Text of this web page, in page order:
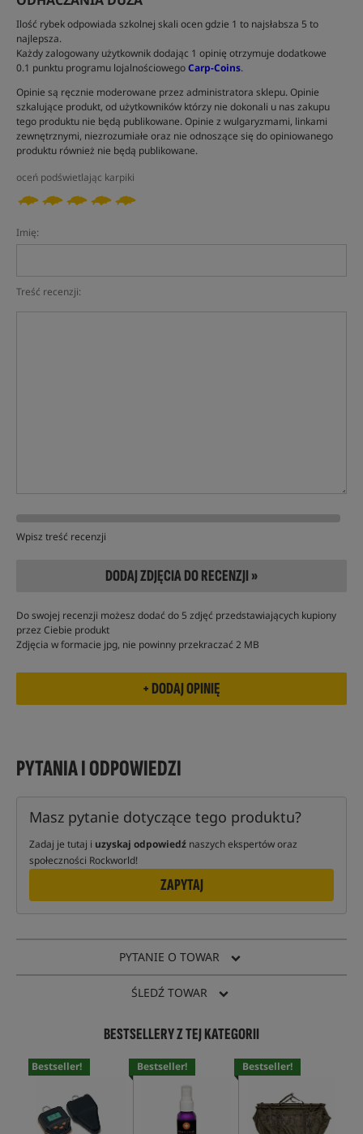
Ilość rybek odpowiada szkolnej skali ocen gdzie 1 to najsłabsza 5 to
najlepsza.
Każdy zalogowany użytkownik dodając 1 opinię otrzymuje dodatkowe
0.1 punktu programu lojalnościowegoCarp-Coins.
Opinie są ręcznie moderowane przez administratora sklepu. Opinie
szkalujące produkt, od użytkowników którzy nie dokonali u nas zakupu
tego produktu nie będą publikowane. Opinie z wulgaryzmami, linkami
zewnętrznymi, niezrozumiałe oraz nie odnoszące się do opiniowanego
produktu również nie będą publikowane.
oceń podświetlając karpiki
Imię:
Treść recenzji:
Wpisz treść recenzji
DODAJ ZDJĘCIA DO RECENZJI »
Do swojej recenzji możesz dodać do 5 zdjęć przedstawiających kupiony
przez Ciebie produkt
Zdjęcia w formacie jpg, nie powinny przekraczać 2 MB
PYTANIA I ODPOWIEDZI
Masz pytanie dotyczące tego produktu?
Zadaj je tutaj i uzyskaj odpowiedź naszych ekspertów oraz
społeczności Rockworld!
ZAPYTAJ
PYTANIE O TOWAR
ŚLEDŹ TOWAR
BESTSELLERY Z TEJ KATEGORII
Bestseller! Bestseller! Bestseller!